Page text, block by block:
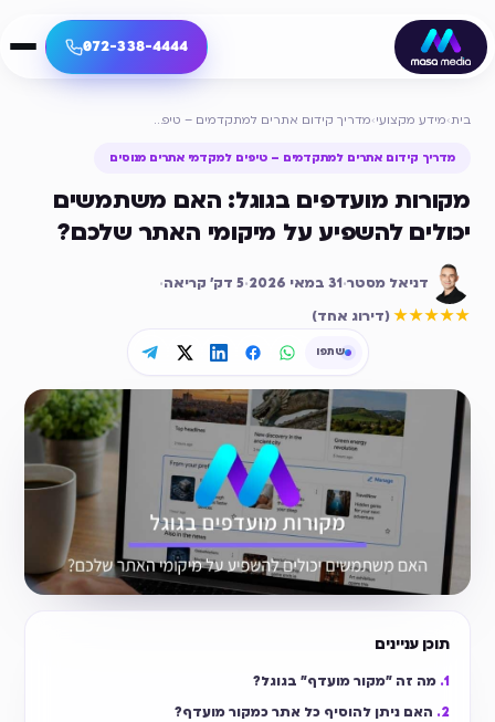
072-338-4444
בית›מידע מקצועי› מדריך קידום אתרים למתקדמים – טיפים למקדמי אתרים מנוסים
מדריך קידום אתרים למתקדמים – טיפים למקדמי אתרים מנוסים
מקורות מועדפים בגוגל: האם משתמשים
יכולים להשפיע על מיקומי האתר שלכם?
דניאל מסטר·31 במאי 2026 ·
5 דק׳ קריאה·
★★★★★
(דירוג אחד)
שתפו
תוכן עניינים
מה זה "מקור מועדף" בגוגל?
האם ניתן להוסיף כל אתר כמקור מועדף?